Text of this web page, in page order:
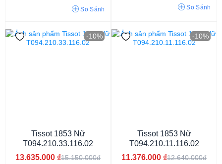
7.4mm 9.4mm 10.8mm 6.4mm 8.7mm 9.7mm
10.3mm 8.3mm 9.2mm 5.2mm 7.7mm
9.6mm
18.3mm
So Sánh So Sánh
-10%
Tissot 1853 Nữ
T094.210.33.116.02
13.635.000 ₫15.150.000đ
-10%
Tissot 1853 Nữ
T094.210.11.116.02
11.376.000 ₫12.640.000đ